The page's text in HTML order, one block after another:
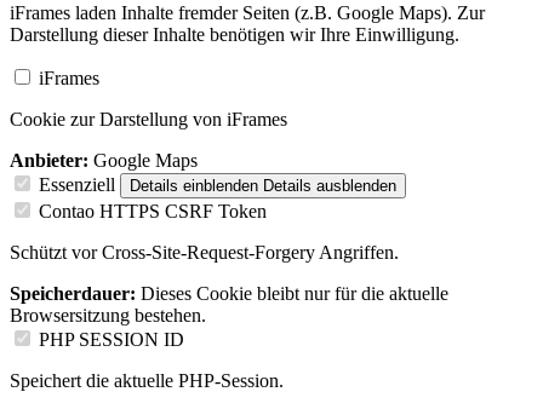
iFrames laden Inhalte fremder Seiten (z.B. Google Maps). Zur
Darstellung dieser Inhalte benötigen wir Ihre Einwilligung.
iFrames
Cookie zur Darstellung von iFrames
Anbieter: Google Maps
Essenziell
Details einblenden Details ausblenden
Contao HTTPS CSRF Token
Schützt vor Cross-Site-Request-Forgery Angriffen.
Speicherdauer: Dieses Cookie bleibt nur für die aktuelle
Browsersitzung bestehen.
PHP SESSION ID
Speichert die aktuelle PHP-Session.